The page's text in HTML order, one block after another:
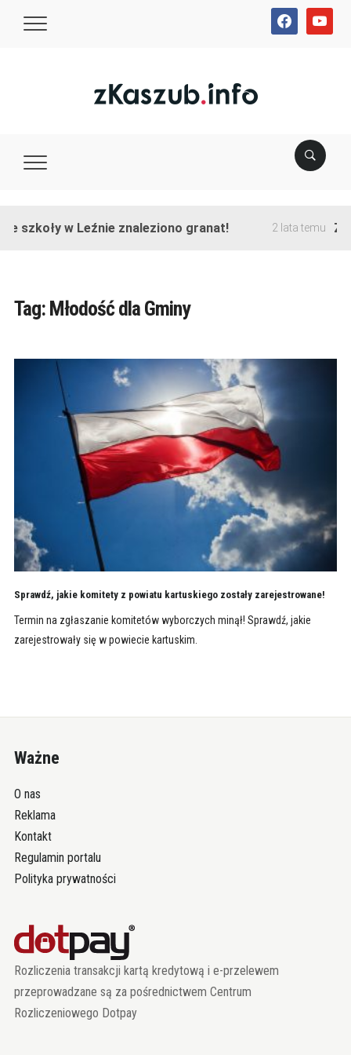
facebookyoutube
szkoły w Leźnie znaleziono granat! 2 lata temu
Tag: Młodość dla Gminy
Sprawdź, jakie komitety z powiatu kartuskiego zostały zarejestrowane!
Termin na zgłaszanie komitetów wyborczych minął! Sprawdź, jakie
zarejestrowały się w powiecie kartuskim.
Ważne
O nas
Reklama
Kontakt
Regulamin portalu
Polityka prywatności
Rozliczenia transakcji kartą kredytową i e-przelewem
przeprowadzane są za pośrednictwem Centrum
Rozliczeniowego Dotpay